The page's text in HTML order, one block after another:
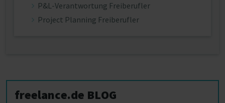
P&L-Verantwortung Freiberufler
Project Planning Freiberufler
freelance.de BLOG